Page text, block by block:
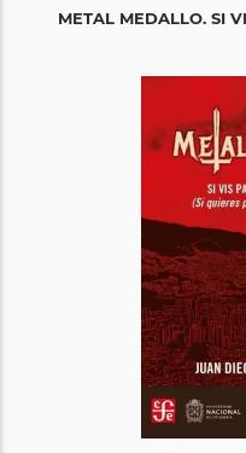
METAL MEDALLO. SI